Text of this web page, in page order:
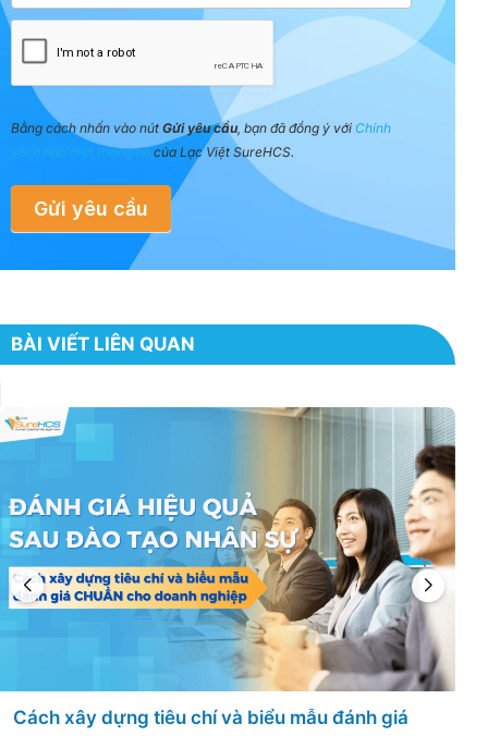
Bằng cách nhấn vào nút Gửi yêu cầu, bạn đã đồng ý với Chính
sách bảo mật thông tincủa Lạc Việt SureHCS.
Gửi yêu cầu
BÀI VIẾT LIÊN QUAN
Đào tạo kỹ năng giao tiếp khách hàng nâng cao